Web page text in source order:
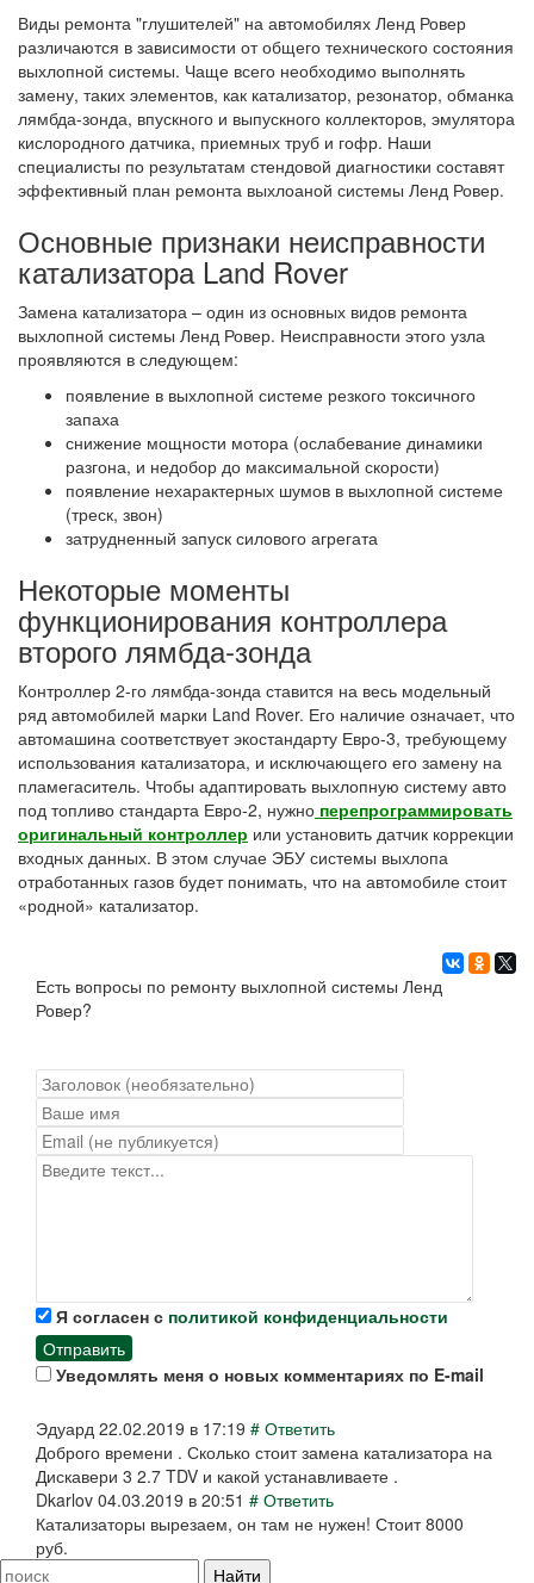
Виды ремонта "глушителей" на автомобилях Ленд Ровер
различаются в зависимости от общего технического состояния
выхлопной системы. Чаще всего необходимо выполнять
замену, таких элементов, как катализатор, резонатор, обманка
лямбда-зонда, впускного и выпускного коллекторов, эмулятора
кислородного датчика, приемных труб и гофр. Наши
специалисты по результатам стендовой диагностики составят
эффективный план ремонта выхлоаной системы Ленд Ровер.
Основные признаки неисправности
катализатора Land Rover
Замена катализатора – один из основных видов ремонта
выхлопной системы Ленд Ровер. Неисправности этого узла
проявляются в следующем:
появление в выхлопной системе резкого токсичного
запаха
снижение мощности мотора (ослабевание динамики
разгона, и недобор до максимальной скорости)
появление нехарактерных шумов в выхлопной системе
(треск, звон)
затрудненный запуск силового агрегата
Некоторые моменты
функционирования контроллера
второго лямбда-зонда
Контроллер 2-го лямбда-зонда ставится на весь модельный
ряд автомобилей марки Land Rover. Его наличие означает, что
автомашина соответствует экостандарту Евро-3, требующему
использования катализатора, и исключающего его замену на
пламегаситель. Чтобы адаптировать выхлопную систему авто
под топливо стандарта Евро-2, нужно перепрограммировать
оригинальный контроллер или установить датчик коррекции
входных данных. В этом случае ЭБУ системы выхлопа
отработанных газов будет понимать, что на автомобиле стоит
«родной» катализатор.
Есть вопросы по ремонту выхлопной системы Ленд
Ровер?
Я согласен с политикой конфиденциальности
Отправить
Уведомлять меня о новых комментариях по E-mail
Эдуард 22.02.2019 в 17:19 # Ответить
Доброго времени . Сколько стоит замена катализатора на
Дискавери 3 2.7 TDV и какой устанавливаете .
Dkarlov 04.03.2019 в 20:51 # Ответить
Катализаторы вырезаем, он там не нужен! Стоит 8000
руб.